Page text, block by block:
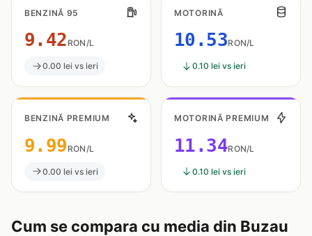
BENZINĂ 95
9.42 RON/L
0.00 lei vs ieri
MOTORINĂ
10.53RON/L
0.10 lei vs ieri
BENZINĂ PREMIUM
9.99 RON/L
0.00 lei vs ieri
MOTORINĂ PREMIUM
11.34RON/L
0.10 lei vs ieri
Cum se compara cu media din Buzau